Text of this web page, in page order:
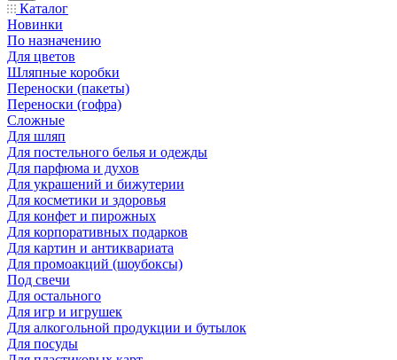
Каталог
Новинки
По назначению
Для цветов
Шляпные коробки
Переноски (пакеты)
Переноски (гофра)
Сложные
Для шляп
Для постельного белья и одежды
Для парфюма и духов
Для украшений и бижутерии
Для косметики и здоровья
Для конфет и пирожных
Для корпоративных подарков
Для картин и антиквариата
Для промоакций (шоубоксы)
Под свечи
Для остального
Для игр и игрушек
Для алкогольной продукции и бутылок
Для посуды